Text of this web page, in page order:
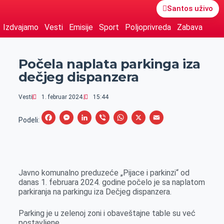
Santos uživo
Izdvajamo Vesti Emisije Sport Poljoprivreda Zabava
Počela naplata parkinga iza
dečjeg dispanzera
Vesti 1. februar 2024. 15:44
Podeli:
F
b
o
k
M
e
n
e
L
e
d
n
V
r
W
s
A
p
X
E
l
Javno komunalno preduzeće „Pijace i parkinzi“ od
danas 1. februara 2024. godine počelo je sa naplatom
parkiranja na parkingu iza Dečjeg dispanzera.
Parking je u zelenoj zoni i obaveštajne table su već